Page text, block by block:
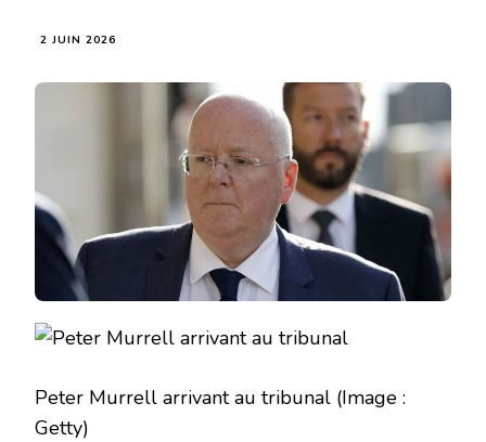
2 JUIN 2026
Peter Murrell arrivant au tribunal (Image :
Getty)